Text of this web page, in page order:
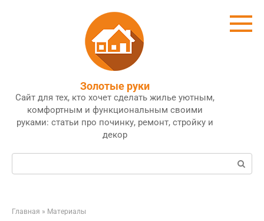
Золотые руки
Сайт для тех, кто хочет сделать жилье уютным,
комфортным и функциональным своими
руками: статьи про починку, ремонт, стройку и
декор
Поиск:
Главная » Материалы